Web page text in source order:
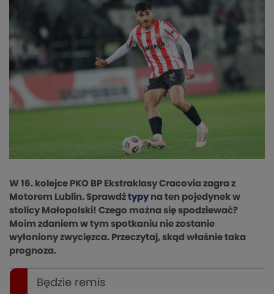
W 16. kolejce PKO BP Ekstraklasy Cracovia zagra z
Motorem Lublin. Sprawdź typy na ten pojedynek w
stolicy Małopolski! Czego można się spodziewać?
Moim zdaniem w tym spotkaniu nie zostanie
wyłoniony zwycięzca. Przeczytaj, skąd właśnie taka
prognoza.
Będzie remis